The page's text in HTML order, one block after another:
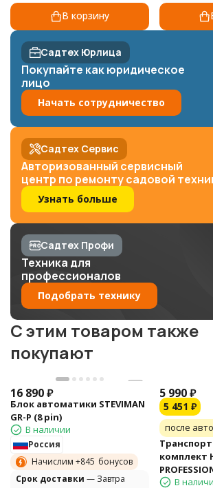
В корзину
Садтех Юрлица
Покупайте как юридическое
лицо
Начать сотрудничество
Садтех Сервис
Авторизованный сервисный
центр по ремонту садовой
Узнать больше
Садтех Профи
Техника для
профессионалов
Подобрать технику
C этим товаром также
покупают
16 890₽
Блок автоматики STEVIMAN
GR-P (8 pin)
В наличии
Россия
Начислим +845 бонусов
Cрок доставки — Завтра
5 990 ₽
5 451 ₽
после
комплект
В